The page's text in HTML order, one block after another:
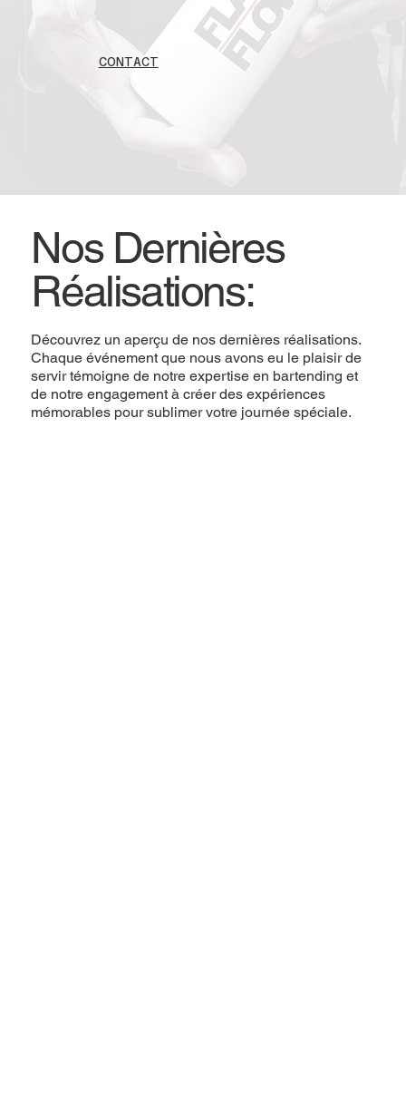
CONTACT
Nos Dernières
Réalisations:
Découvrez un aperçu de nos dernières réalisations.
Chaque événement que nous avons eu le plaisir de
servir témoigne de notre expertise en bartending et
de notre engagement à créer des expériences
mémorables pour sublimer votre journée spéciale.